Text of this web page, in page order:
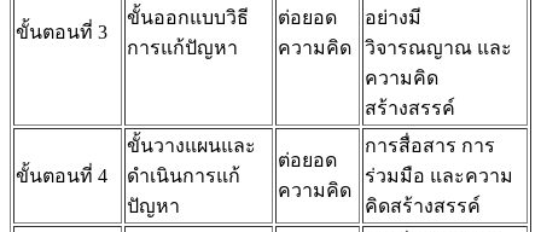
ขั้นตอนที่ 3
ขั้นออกแบบวิธี
การแก้ปัญหา
ต่อยอด
ความคิด
อย่างมี
วิจารณญาณ และ
ความคิด
สร้างสรรค์
ขั้นตอนที่ 4
ขั้นวางแผนและ
ดำเนินการแก้
ปัญหา
ต่อยอด
ความคิด
การสื่อสาร การ
ร่วมมือ และความ
คิดสร้างสรรค์